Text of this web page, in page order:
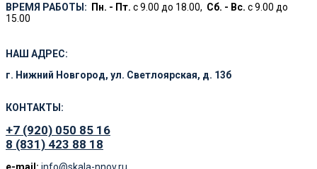
ВРЕМЯ РАБОТЫ: Пн. - Пт. с 9.00 до 18.00, Сб. - Вс. с 9.00 до
15.00
НАШ АДРЕС:
г. Нижний Новгород, ул. Светлоярская, д. 13б
КОНТАКТЫ:
+7 (920) 050 85 16
8 (831) 423 88 18